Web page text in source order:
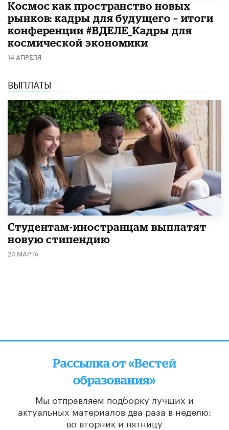
Космос как пространство новых
рынков: кадры для будущего – итоги
конференции #ВДЕЛЕ_Кадры для
космической экономики
14 АПРЕЛЯ
ВЫПЛАТЫ
Студентам-иностранцам выплатят
новую стипендию
24 МАРТА
Рассылка от «Вестей
образования»
Мы отправляем подборку лучших и
актуальных материалов два раза в неделю:
во вторник и пятницу